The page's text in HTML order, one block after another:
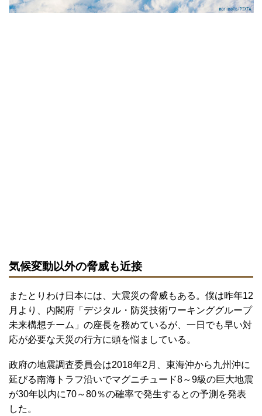
気候変動以外の脅威も近接
またとりわけ日本には、大震災の脅威もある。僕は昨年12
月より、内閣府「デジタル・防災技術ワーキンググループ
未来構想チーム」の座長を務めているが、一日でも早い対
応が必要な天災の行方に頭を悩ましている。
政府の地震調査委員会は2018年2月、東海沖から九州沖に
延びる南海トラフ沿いでマグニチュード8～9級の巨大地震
が30年以内に70～80％の確率で発生するとの予測を発表
した。